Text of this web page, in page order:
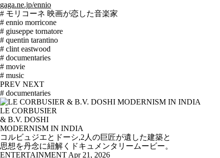
gaga.ne.jp/ennio
# モリコーネ 映画が恋した音楽家
# ennio morricone
# giuseppe tornatore
# quentin tarantino
# clint eastwood
# documentaries
# movie
# music
PREV NEXT
# documentaries
LE CORBUSIER
& B.V. DOSHI
MODERNISM IN INDIA
コルビュジエとドーシ,2人の巨匠が遺した建築と
思想を丹念に紐解くドキュメンタリームービー。
ENTERTAINMENT Apr 21, 2026